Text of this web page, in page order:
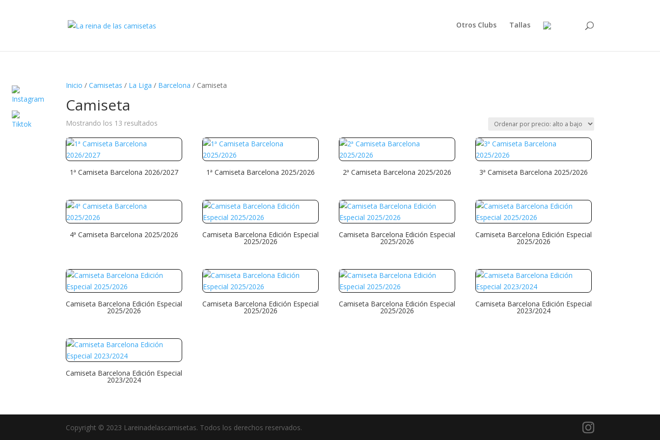
Otros Clubs Tallas
Inicio /Camisetas / La Liga / Barcelona / Camiseta
Camiseta
Mostrando los 13 resultados
a
1ª Camiseta Barcelona 2026/2027 1ª Camiseta Barcelona 2025/2026 2ª Camiseta Barcelona 2025/2026 3ª Camiseta Barcelona 2025/2026
4ª Camiseta Barcelona 2025/2026 Camiseta Barcelona Edición Especial
2025/2026
Camiseta Barcelona Edición Especial
2025/2026
Camiseta Barcelona Edición Especial
2025/2026
Camiseta Barcelona Edición Especial
2025/2026
Camiseta Barcelona Edición Especial
2025/2026
Camiseta Barcelona Edición Especial
2025/2026
Camiseta Barcelona Edición Especial
2023/2024
Camiseta Barcelona Edición Especial
2023/2024
Copyright © 2023 Lareinadelascamisetas. Todos los derechos reservados.